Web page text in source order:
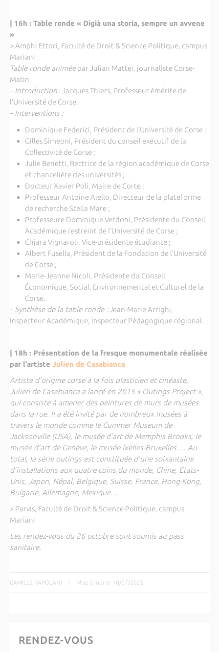
16h : Table ronde « Digià una storia, sempre un avvene
»
> Amphi Ettori, Faculté de Droit & Science Politique, campus
Mariani
Table ronde animéepar Julian Mattei, journaliste Corse-
Matin.
– Introduction: Jacques Thiers, Professeur émérite de
l’Université de Corse.
– Interventions :
Dominique Federici, Président de l’Université de Corse ;
Gilles Simeoni, Président du conseil exécutif de la
Collectivité de Corse ;
Julie Benetti, Rectrice de la région académique de Corse
et chancelière des universités ;
Docteur Xavier Poli, Maire de Corte ;
Professeur Antoine Aiello, Directeur de la plateforme
de recherche Stella Mare ;
Professeure Dominique Verdoni, Présidente du Conseil
Académique restreint de l’Université de Corse ;
Chjara Vignaroli, Vice-présidente étudiante ;
Albert Fusella, Président de la Fondation de l’Université
de Corse ;
Marie-Jeanne Nicoli, Présidente du Conseil
Économique, Social, Environnemental et Culturel de la
Corse.
– Synthèse de la table ronde :Jean-Marie Arrighi,
Inspecteur Académique, Inspecteur Pédagogique régional.
| 18h : Présentation de la fresque monumentale réalisée
par l’artiste Julien de Casabianca
Artiste d’origine corse à la fois plasticien et cinéaste,
Julien de Casabianca a lancé en 2015 « Outings Project »,
qui consiste à amener des peintures de murs de musées
dans la rue. Il a été invité par de nombreux musées à
travers le monde comme le Cummer Museum de
Jacksonville (USA), le musée d’art de Memphis Brooks, le
musée d’art de Genève, le musée Ixelles-Bruxelles … Au
total, la série outings est constituée d’une soixantaine
d’installations aux quatre coins du monde, Chine, Etats-
Unis, Japon, Népal, Belgique, Suisse, France, Hong-Kong,
Bulgarie, Allemagne, Mexique…
> Parvis, Faculté de Droit & Science Politique, campus
Mariani
Les rendez-vous du 26 octobre sont soumis au pass
sanitaire.
CAMILLE RAPOLANI Mise à jour le 10/07/2025
RENDEZ-VOUS